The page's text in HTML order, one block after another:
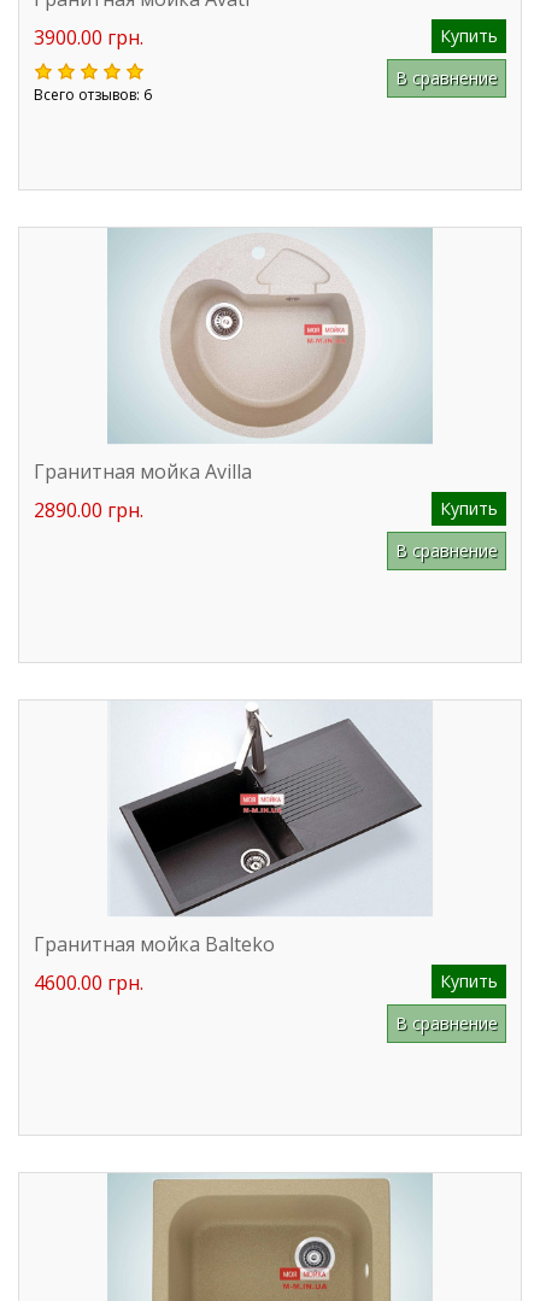
3900.00 грн.
Купить
Всего отзывов: 6
В сравнение
Гранитная мойка Avilla
2890.00 грн.
Купить
В сравнение
Гранитная мойка Balteko
4600.00 грн.
Купить
В сравнение